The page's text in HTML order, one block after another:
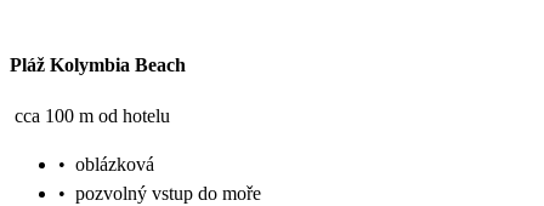
Pláž Kolymbia Beach
cca 100 m od hotelu
• oblázková
• pozvolný vstup do moře